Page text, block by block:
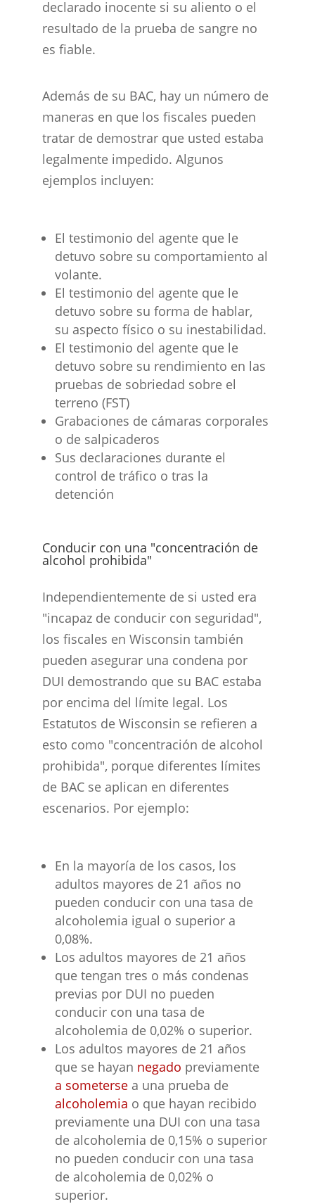
declarado inocente si su aliento o el
resultado de la prueba de sangre no
es fiable.
Además de su BAC, hay un número de
maneras en que los fiscales pueden
tratar de demostrar que usted estaba
legalmente impedido. Algunos
ejemplos incluyen:
El testimonio del agente que le
detuvo sobre su comportamiento al
volante.
El testimonio del agente que le
detuvo sobre su forma de hablar,
su aspecto físico o su inestabilidad.
El testimonio del agente que le
detuvo sobre su rendimiento en las
pruebas de sobriedad sobre el
terreno (FST)
Grabaciones de cámaras corporales
o de salpicaderos
Sus declaraciones durante el
control de tráfico o tras la
detención
Conducir con una "concentración de
alcohol prohibida"
Independientemente de si usted era
"incapaz de conducir con seguridad",
los fiscales en Wisconsin también
pueden asegurar una condena por
DUI demostrando que su BAC estaba
por encima del límite legal. Los
Estatutos de Wisconsin se refieren a
esto como "concentración de alcohol
prohibida", porque diferentes límites
de BAC se aplican en diferentes
escenarios. Por ejemplo:
En la mayoría de los casos, los
adultos mayores de 21 años no
pueden conducir con una tasa de
alcoholemia igual o superior a
0,08%.
Los adultos mayores de 21 años
que tengan tres o más condenas
previas por DUI no pueden
conducir con una tasa de
alcoholemia de 0,02% o superior.
Los adultos mayores de 21 años
que se hayan negado previamente
a someterse a una prueba de
alcoholemia o que hayan recibido
previamente una DUI con una tasa
de alcoholemia de 0,15% o superior
no pueden conducir con una tasa
de alcoholemia de 0,02% o
superior.